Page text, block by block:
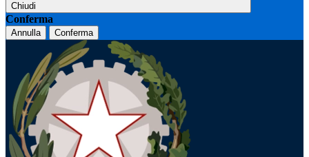
Chiudi
Conferma
Annulla Conferma